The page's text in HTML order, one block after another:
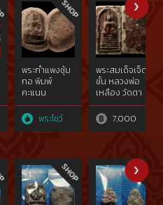
พระกำแพงซุ้ม
กอ พิมพ์
คะแนน
พระโชว์
พระสมเด็จเจ็ด
ชั้น หลวงพ่อ
เหลือง วัดตา
ด้วง
7,000